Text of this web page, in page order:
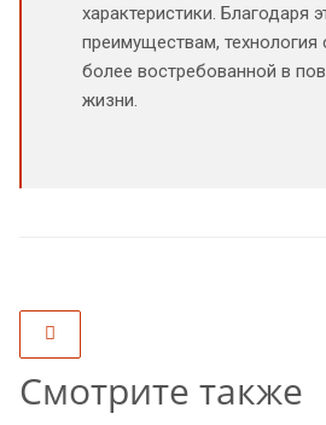
характеристики. Благодаря
преимуществам, технология
более востребованной в
жизни.
Смотрите также